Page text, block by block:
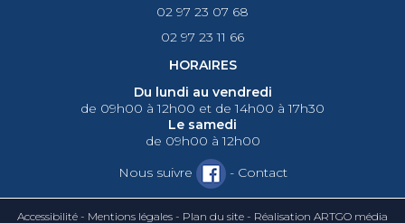
02 97 23 07 68
02 97 23 11 66
HORAIRES
Du lundi au vendredi
de 09h00 à 12h00 et de 14h00 à 17h30
Le samedi
de 09h00 à 12h00
Nous suivre
- Contact
Accessibilité - Mentions légales - Plan du site - Réalisation ARTGO média